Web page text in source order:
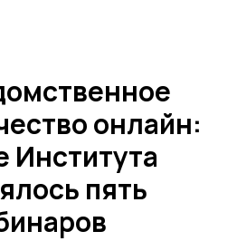
онлайн:
Института
пять